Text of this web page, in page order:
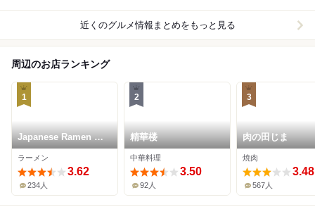
近くのグルメ情報まとめをもっと見る
周辺のお店ランキング
1
Japanese Ramen マ
ンちゃん
ラーメン
3.62
234人
2
精華楼
中華料理
3.50
92人
3
肉の田じま
焼肉
3.48
567人